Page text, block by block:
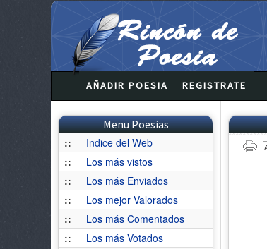
AÑADIR POESIA REGISTRATE
Menu Poesias
::
Indice del Web
::
Los más vistos
::
Los más Enviados
::
Los mejor Valorados
::
Los más Comentados
::
Los más Votados